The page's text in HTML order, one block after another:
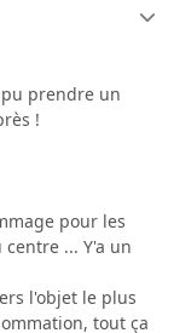
prendre un
!
pour les
... Y'a un
l'objet le plus
tout ça